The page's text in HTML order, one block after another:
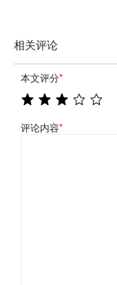
相关评论
本文评分*
评论内容*